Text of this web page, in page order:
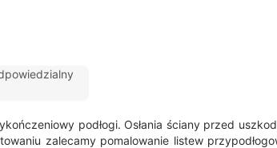
podłogi. Osłania ściany przed
zalecamy pomalowanie listew